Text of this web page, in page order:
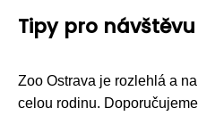
Tipy pro
Zoo Ostrava je rozlehlá a
celou rodinu.